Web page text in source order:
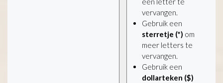
vervangen.
Gebruik een
sterretje (*) om
meer letters te
vervangen.
Gebruik een
dollarteken ($)